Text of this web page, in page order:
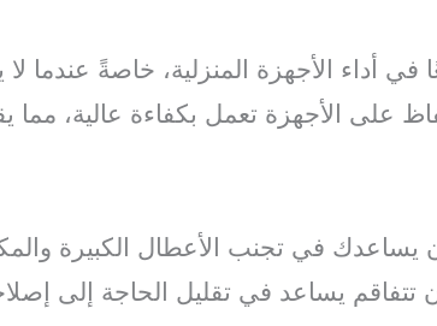
أداء الأجهزة المنزلية، خاصةً عندما
على الأجهزة تعمل بكفاءة عالية، مما
أن يساعدك في تجنب الأعطال الكبيرة
يساعد في تقليل الحاجة إلى